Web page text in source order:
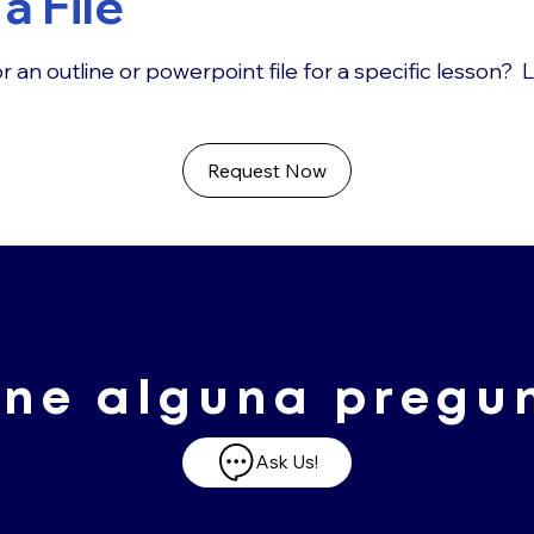
an outline or powerpoint file for a specific lesson?
Request Now
alguna
Ask Us!